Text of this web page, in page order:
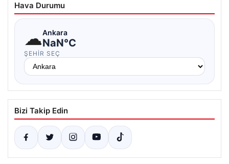
Hava Durumu
☁Ankara
NaN°C
ŞEHIR SEÇ
Bizi Takip Edin